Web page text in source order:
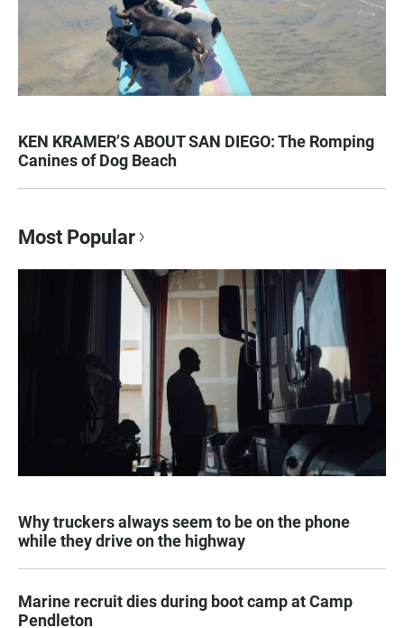
KEN KRAMER’S ABOUT SAN DIEGO: The Romping
Canines of Dog Beach
Most Popular
Why truckers always seem to be on the phone
while they drive on the highway
Marine recruit dies during boot camp at Camp
Pendleton